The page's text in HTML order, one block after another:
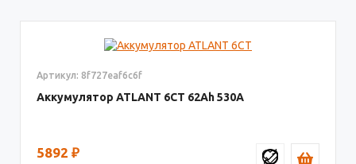
Артикул: 8f727eaf6c6f
Аккумулятор ATLANT 6СТ 62 530
5892 ₽